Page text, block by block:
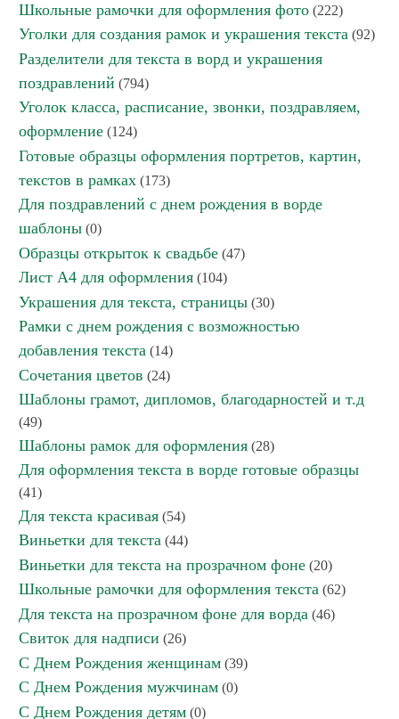
Школьные рамочки для оформления фото (222)
Уголки для создания рамок и украшения текста (92)
Разделители для текста в ворд и украшения
поздравлений (794)
Уголок класса, расписание, звонки, поздравляем,
оформление (124)
Готовые образцы оформления портретов, картин,
текстов в рамках (173)
Для поздравлений с днем рождения в ворде
шаблоны (0)
Образцы открыток к свадьбе (47)
Лист А4 для оформления (104)
Украшения для текста, страницы (30)
Рамки с днем рождения с возможностью
добавления текста (14)
Сочетания цветов (24)
Шаблоны грамот, дипломов, благодарностей и т.д
(49)
Шаблоны рамок для оформления (28)
Для оформления текста в ворде готовые образцы
(41)
Для текста красивая (54)
Виньетки для текста (44)
Виньетки для текста на прозрачном фоне (20)
Школьные рамочки для оформления текста (62)
Для текста на прозрачном фоне для ворда (46)
Свиток для надписи (26)
С Днем Рождения женщинам (39)
С Днем Рождения мужчинам (0)
С Днем Рождения детям (0)